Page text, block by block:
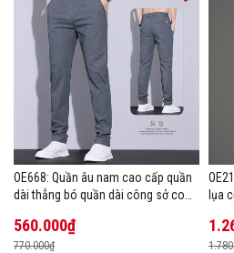
OE668: Quần âu nam cao cấp quần
dài thẳng bó quần dài công sở co
560.000₫
770.000₫
lụa